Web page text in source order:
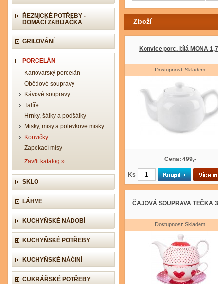
ŘEZNICKÉ POTŘEBY -
DOMÁCÍ ZABIJAČKA
GRILOVÁNÍ
PORCELÁN
Karlovarský porcelán
Obědové soupravy
Kávové soupravy
Talíře
Hrnky, šálky a podšálky
Misky, mísy a polévkové misky
Konvičky
Zapékací mísy
Zavřít katalog »
SKLO
LÁHVE
KUCHYŇSKÉ NÁDOBÍ
KUCHYŇSKÉ POTŘEBY
KUCHYŇSKÉ NÁČINÍ
CUKRÁŘSKÉ POTŘEBY
Zboží
Konvice porc. bílá MONA
Dostupnost: Skladem
Cena: 499,-
Ks
ČAJOVÁ SOUPRAVA TEČKA
Dostupnost: Skladem